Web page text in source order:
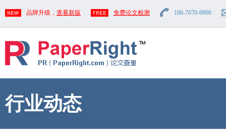
品牌升级， 查看新版 免费论文检测 186-7070-6900
行业动态